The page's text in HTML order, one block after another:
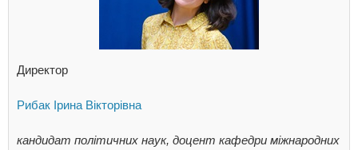
Директор
Рибак Ірина Вікторівна
кандидат політичних наук, доцент кафедри міжнародних